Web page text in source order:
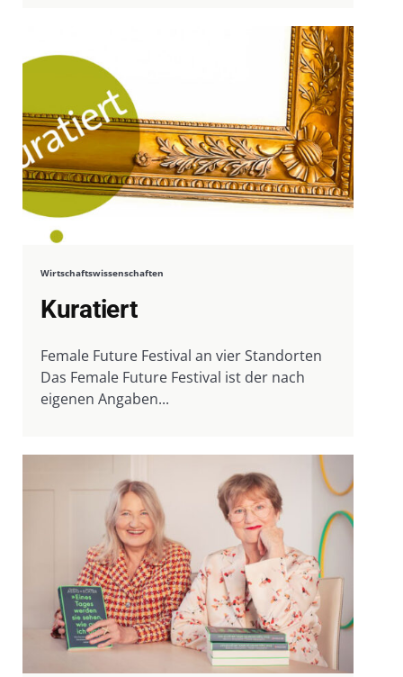
Wirtschaftswissenschaften
Kuratiert
Female Future Festival an vier Standorten
Das Female Future Festival ist der nach
eigenen Angaben...